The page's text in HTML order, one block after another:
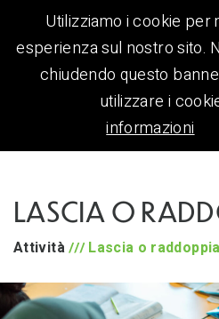
Utilizziamo i cookie per
esperienza sul nostro sito.
chiudendo questo
utilizzare i
informazioni
LASCIA O
Attività Lascia o raddoppia